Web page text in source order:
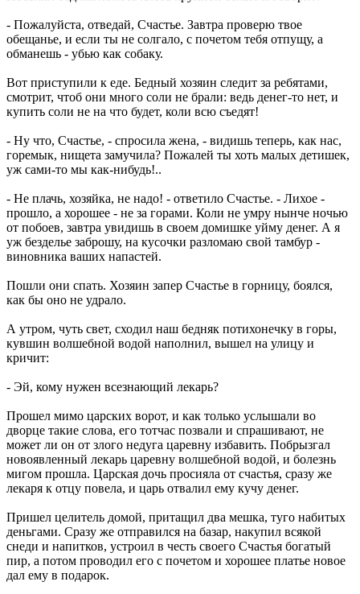
- Пожалуйста, отведай, Счастье. Завтра проверю твое
обещанье, и если ты не солгало, с почетом тебя отпущу, а
обманешь - убью как собаку.
Вот приступили к еде. Бедный хозяин следит за ребятами,
смотрит, чтоб они много соли не брали: ведь денег-то нет, и
купить соли не на что будет, коли всю съедят!
- Ну что, Счастье, - спросила жена, - видишь теперь, как нас,
горемык, нищета замучила? Пожалей ты хоть малых детишек,
уж сами-то мы как-нибудь!..
- Не плачь, хозяйка, не надо! - ответило Счастье. - Лихое -
прошло, а хорошее - не за горами. Коли не умру нынче ночью
от побоев, завтра увидишь в своем домишке уйму денег. А я
уж безделье заброшу, на кусочки разломаю свой тамбур -
виновника ваших напастей.
Пошли они спать. Хозяин запер Счастье в горницу, боялся,
как бы оно не удрало.
А утром, чуть свет, сходил наш бедняк потихонечку в горы,
кувшин волшебной водой наполнил, вышел на улицу и
кричит:
- Эй, кому нужен всезнающий лекарь?
Прошел мимо царских ворот, и как только услышали во
дворце такие слова, его тотчас позвали и спрашивают, не
может ли он от злого недуга царевну избавить. Побрызгал
новоявленный лекарь царевну волшебной водой, и болезнь
мигом прошла. Царская дочь просияла от счастья, сразу же
лекаря к отцу повела, и царь отвалил ему кучу денег.
Пришел целитель домой, притащил два мешка, туго набитых
деньгами. Сразу же отправился на базар, накупил всякой
снеди и напитков, устроил в честь своего Счастья богатый
пир, а потом проводил его с почетом и хорошее платье новое
дал ему в подарок.